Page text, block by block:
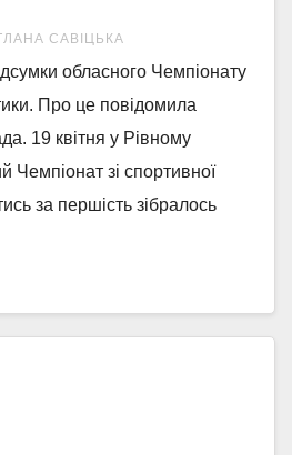
САВІЦЬКА
обласного Чемпіонату
Про це повідомила
19 квітня у Рівному
Чемпіонат зі спортивної
за першість зібралось